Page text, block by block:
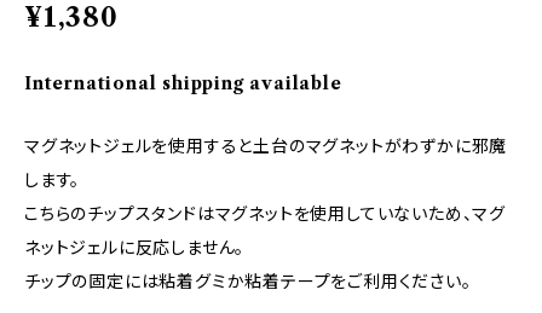
¥1,380
International shipping available
マグネットジェルを使用すると土台のマグネットがわずかに邪魔
します。
こちらのチップスタンドはマグネットを使用していないため、マグ
ネットジェルに反応しません。
チップの固定には粘着グミか粘着テープをご利用ください。